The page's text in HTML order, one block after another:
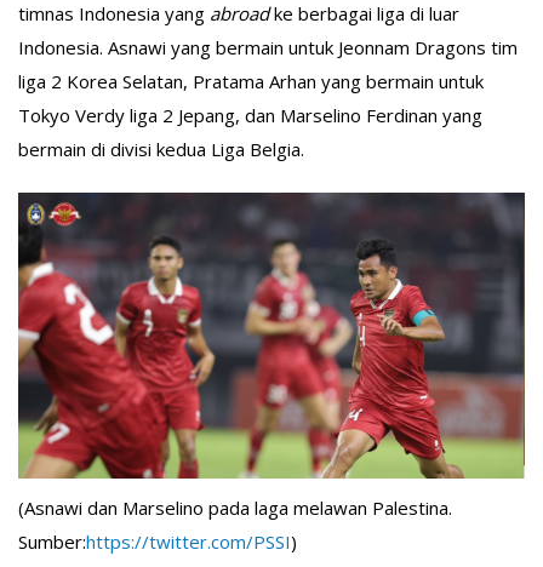
timnas Indonesia yang abroadke berbagai liga di luar
Indonesia. Asnawi yang bermain untuk Jeonnam Dragons tim
liga 2 Korea Selatan, Pratama Arhan yang bermain untuk
Tokyo Verdy liga 2 Jepang, dan Marselino Ferdinan yang
bermain di divisi kedua Liga Belgia.
(Asnawi dan Marselino pada laga melawan Palestina.
Sumber:https://twitter.com/PSSI)